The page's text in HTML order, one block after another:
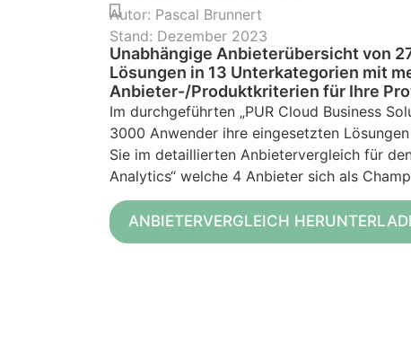
Autor: Pascal Brunnert
Stand: Dezember 2023
Unabhängige Anbieterübersicht von
Lösungen in 13 Unterkategorien mit
Anbieter-/Produktkriterien für Ihre
Im durchgeführten „PUR Cloud Business
3000 Anwender ihre eingesetzten
Sie im detaillierten Anbietervergleich für
Analytics“ welche 4 Anbieter sich als
ANBIETERVERGLEICH